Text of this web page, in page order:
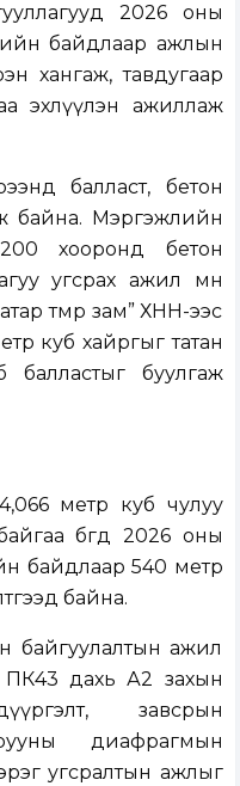
2026 оны
байдлаар ажлын
хангаж, тавдугаар
эхлүүлэн ажиллаж
балласт, бетон
байна. Мэргэжлийн
хооронд бетон
угсрах ажил мөн
төмөр зам” ХНН-ээс
куб хайргыг татан
буулгаж
метр куб чулуу
бөгөөд 2026 оны
байдлаар 540 метр
байна.
байгуулалтын ажил
ПК43 дахь А2 захын
завсрын
диафрагмын
угсралтын ажлыг